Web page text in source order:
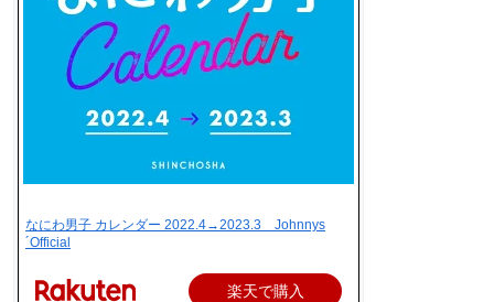
なにわ男子 カレンダー 2022.4→2023.3 Johnnys
´Official
楽天で購入